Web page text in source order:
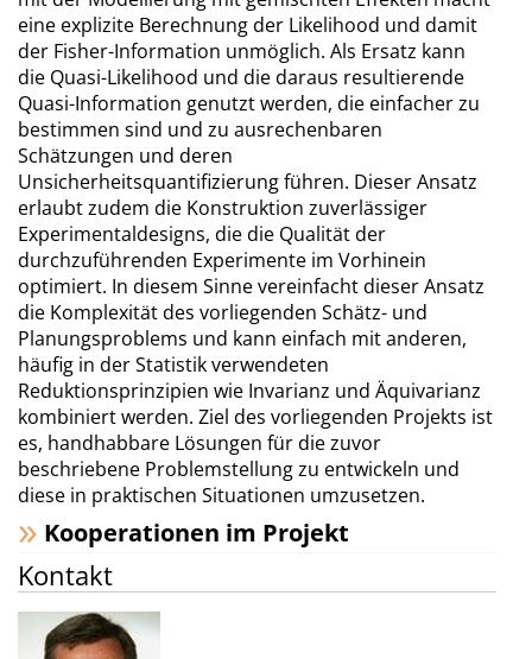
eine explizite Berechnung der Likelihood und damit
der Fisher-Information unmöglich. Als Ersatz kann
die Quasi-Likelihood und die daraus resultierende
Quasi-Information genutzt werden, die einfacher zu
bestimmen sind und zu ausrechenbaren
Schätzungen und deren
Unsicherheitsquantifizierung führen. Dieser Ansatz
erlaubt zudem die Konstruktion zuverlässiger
Experimentaldesigns, die die Qualität der
durchzuführenden Experimente im Vorhinein
optimiert. In diesem Sinne vereinfacht dieser Ansatz
die Komplexität des vorliegenden Schätz- und
Planungsproblems und kann einfach mit anderen,
häufig in der Statistik verwendeten
Reduktionsprinzipien wie Invarianz und Äquivarianz
kombiniert werden. Ziel des vorliegenden Projekts ist
es, handhabbare Lösungen für die zuvor
beschriebene Problemstellung zu entwickeln und
diese in praktischen Situationen umzusetzen.
Kooperationen im Projekt
Kontakt